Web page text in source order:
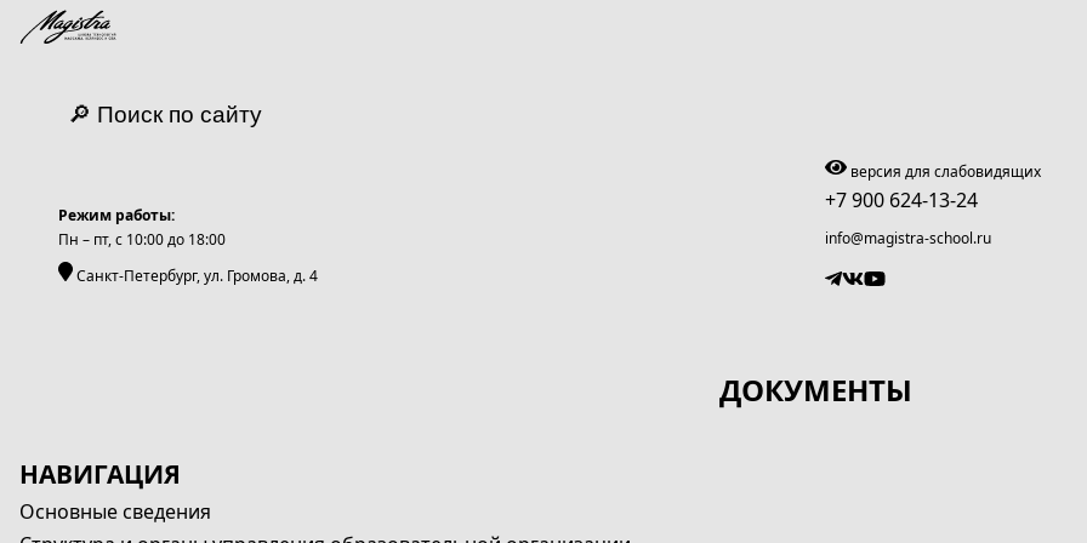
🔎 Поиск по сайту
Режим работы:
Пн – пт, c 10:00 до 18:00
Санкт-Петербург, ул. Громова, д. 4
версия для слабовидящих
+7 900 624-13-24
info@magistra-school.ru
ДОКУМЕНТЫ
НАВИГАЦИЯ
Основные сведения